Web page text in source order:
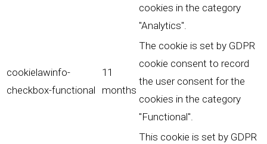
cookies in the category
"Analytics".
cookielawinfo-
checkbox-functional
11
months
The cookie is set by GDPR
cookie consent to record
the user consent for the
cookies in the category
"Functional".
This cookie is set by GDPR